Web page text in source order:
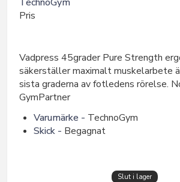
Pris
Vadpress 45grader Pure Strength
säkerställer maximalt muskelarbete
sista graderna av fotledens rörelse.
GymPartner
Varumärke - TechnoGym
Skick - Begagnat
Slut i lager